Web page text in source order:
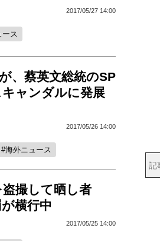
2017/05/27 14:00
ース
、蔡英文総統のSP
ャンダルに発展
2017/05/26 14:00
海外ニュース
撮して晒し者
横行中
2017/05/25 14:00